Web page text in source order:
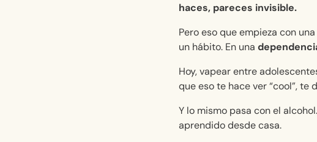
haces, pareces invisible.
Pero eso que empieza con
un hábito. En una
Hoy, vapear entre
que eso te hace ver “cool”, te
Y lo mismo pasa con el
aprendido desde casa.